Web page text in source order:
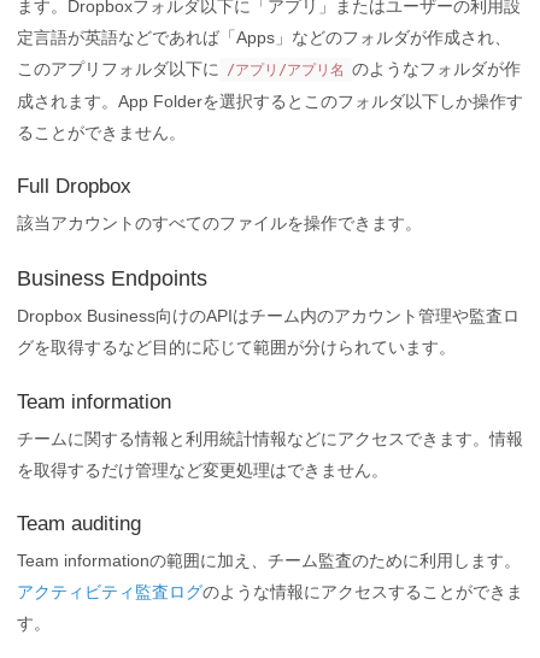
ます。Dropboxフォルダ以下に「アプリ」またはユーザーの利用設
定言語が英語などであれば「Apps」などのフォルダが作成され、
このアプリフォルダ以下に
/アプリ/アプリ名 のようなフォルダが作
成されます。App Folderを選択するとこのフォルダ以下しか操作す
ることができません。
Full Dropbox
該当アカウントのすべてのファイルを操作できます。
Business Endpoints
Dropbox Business向けのAPIはチーム内のアカウント管理や監査ロ
グを取得するなど目的に応じて範囲が分けられています。
Team information
チームに関する情報と利用統計情報などにアクセスできます。情報
を取得するだけ管理など変更処理はできません。
Team auditing
Team informationの範囲に加え、チーム監査のために利用します。
アクティビティ監査ログのような情報にアクセスすることができま
す。